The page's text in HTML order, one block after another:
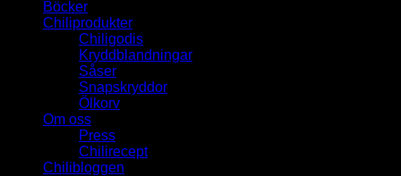
Böcker
Chiliprodukter
Chiligodis
Kryddblandningar
Såser
Snapskryddor
Ölkorv
Om oss
Press
Chilirecept
Chilibloggen